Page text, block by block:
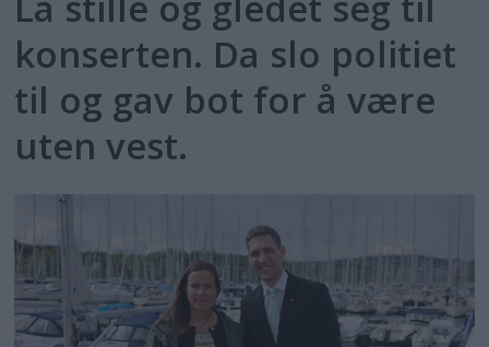
konserten. Da slo politiet
til og gav bot for å være
uten vest.